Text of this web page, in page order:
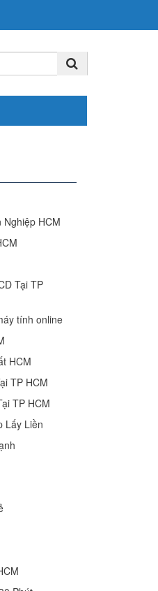
Nghiệp HCM
Tại TP
tính online
HCM
TP HCM
TP HCM
Lấy Liền